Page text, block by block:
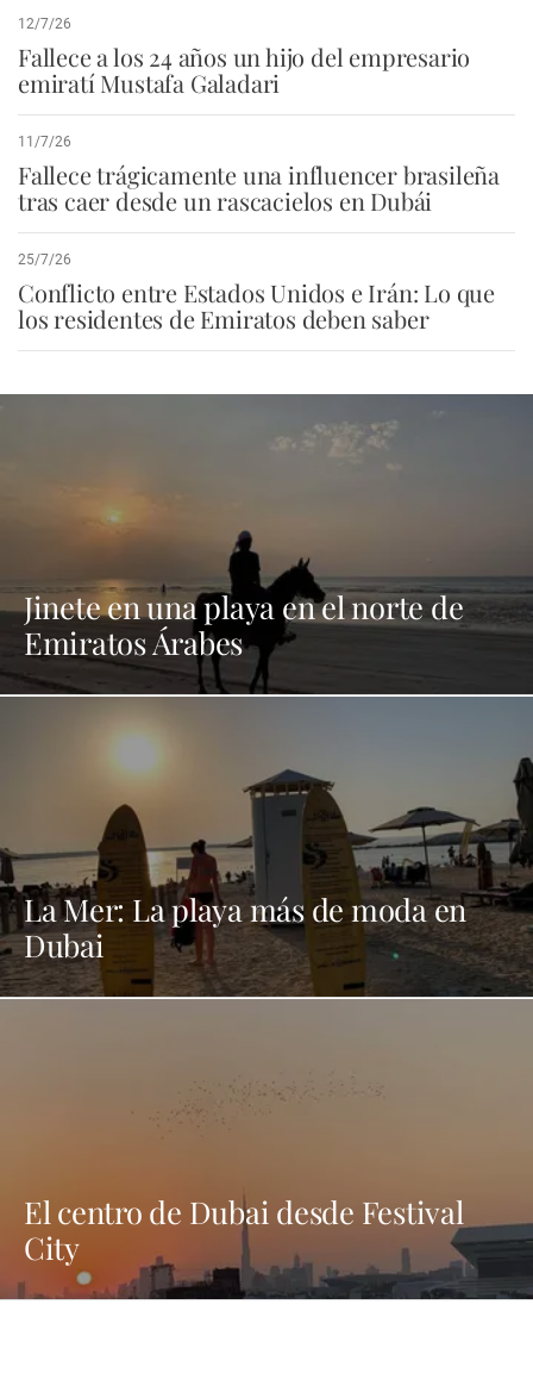
12/7/26
Fallece a los 24 años un hijo del empresario
emiratí Mustafa Galadari
11/7/26
Fallece trágicamente una influencer brasileña
tras caer desde un rascacielos en Dubái
25/7/26
Conflicto entre Estados Unidos e Irán: Lo que
los residentes de Emiratos deben saber
Jinete en una playa en el norte de
Emiratos Árabes
La Mer: La playa más de moda en
Dubai
El centro de Dubai desde Festival
City